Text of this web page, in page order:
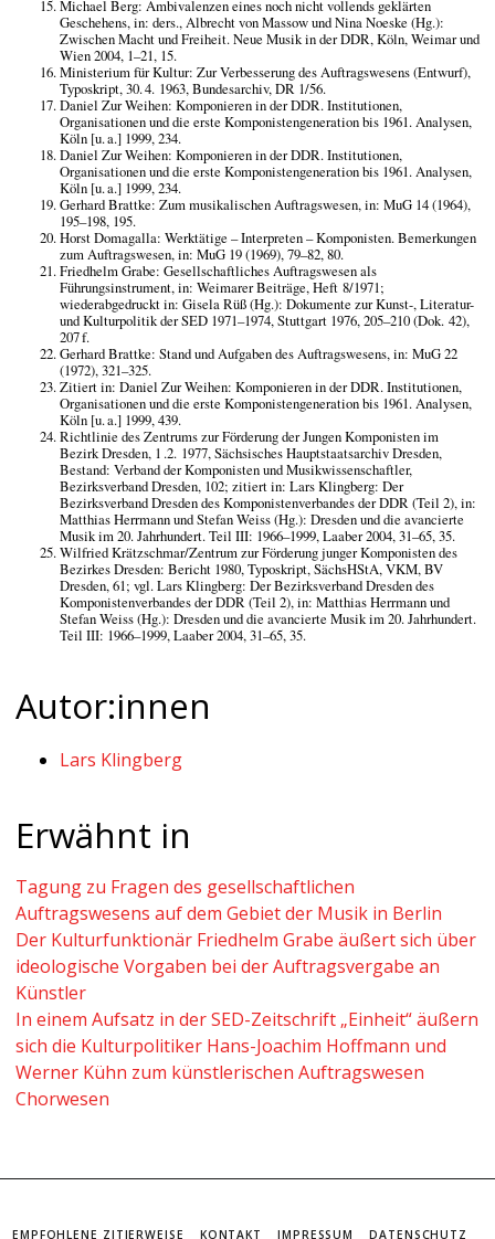
Michael Berg: Ambivalenzen eines noch nicht vollends geklärten
Geschehens, in: ders., Albrecht von Massow und Nina Noeske (Hg.):
Zwischen Macht und Freiheit. Neue Musik in der DDR, Köln, Weimar und
Wien 2004, 1–21, 15.
Ministerium für Kultur: Zur Verbesserung des Auftragswesens (Entwurf),
Typoskript, 30. 4. 1963, Bundesarchiv, DR 1/56.
Daniel Zur Weihen: Komponieren in der DDR. Institutionen,
Organisationen und die erste Komponistengeneration bis 1961. Analysen,
Köln [u. a.] 1999, 234.
Daniel Zur Weihen: Komponieren in der DDR. Institutionen,
Organisationen und die erste Komponistengeneration bis 1961. Analysen,
Köln [u. a.] 1999, 234.
Gerhard Brattke: Zum musikalischen Auftragswesen, in: MuG 14 (1964),
195–198, 195.
Horst Domagalla: Werktätige – Interpreten – Komponisten. Bemerkungen
zum Auftragswesen, in: MuG 19 (1969), 79–82, 80.
Friedhelm Grabe: Gesellschaftliches Auftragswesen als
Führungsinstrument, in: Weimarer Beiträge, Heft 8/1971;
wiederabgedruckt in: Gisela Rüß (Hg.): Dokumente zur Kunst-, Literatur-
und Kulturpolitik der SED 1971–1974, Stuttgart 1976, 205–210 (Dok. 42),
207 f.
Gerhard Brattke: Stand und Aufgaben des Auftragswesens, in: MuG 22
(1972), 321–325.
Zitiert in: Daniel Zur Weihen: Komponieren in der DDR. Institutionen,
Organisationen und die erste Komponistengeneration bis 1961. Analysen,
Köln [u. a.] 1999, 439.
Richtlinie des Zentrums zur Förderung der Jungen Komponisten im
Bezirk Dresden, 1 .2. 1977, Sächsisches Hauptstaatsarchiv Dresden,
Bestand: Verband der Komponisten und Musikwissenschaftler,
Bezirksverband Dresden, 102; zitiert in: Lars Klingberg: Der
Bezirksverband Dresden des Komponistenverbandes der DDR (Teil 2), in:
Matthias Herrmann und Stefan Weiss (Hg.): Dresden und die avancierte
Musik im 20. Jahrhundert. Teil III: 1966–1999, Laaber 2004, 31–65, 35.
Wilfried Krätzschmar/Zentrum zur Förderung junger Komponisten des
Bezirkes Dresden: Bericht 1980, Typoskript, SächsHStA, VKM, BV
Dresden, 61; vgl. Lars Klingberg: Der Bezirksverband Dresden des
Komponistenverbandes der DDR (Teil 2), in: Matthias Herrmann und
Stefan Weiss (Hg.): Dresden und die avancierte Musik im 20. Jahrhundert.
Teil III: 1966–1999, Laaber 2004, 31–65, 35.
Autor:innen
Lars Klingberg
Erwähnt in
Tagung zu Fragen des gesellschaftlichen
Auftragswesens auf dem Gebiet der Musik in Berlin
Der Kulturfunktionär Friedhelm Grabe äußert sich über
ideologische Vorgaben bei der Auftragsvergabe an
Künstler
In einem Aufsatz in der SED-Zeitschrift „Einheit“ äußern
sich die Kulturpolitiker Hans-Joachim Hoffmann und
Werner Kühn zum künstlerischen Auftragswesen
Chorwesen
EMPFOHLENE ZITIERWEISE KONTAKT IMPRESSUM DATENSCHUTZ